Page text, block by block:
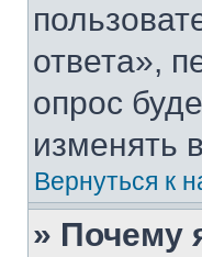
ответа»,
опрос
изменять
Вернуться к
» Почему